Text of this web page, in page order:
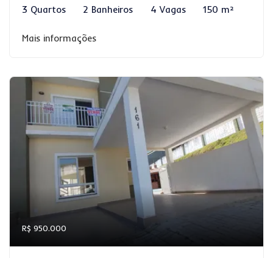
3 Quartos 2 Banheiros 4 Vagas 150 m²
Mais informações
R$ 950.000